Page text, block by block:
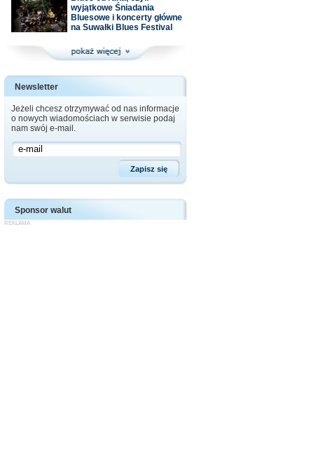
wyjątkowe Śniadania
Bluesowe i koncerty główne
na Suwałki Blues Festival
Newsletter
Jeżeli chcesz otrzymywać od nas informacje
o nowych wiadomościach w serwisie podaj
nam swój e-mail.
Sponsor walut